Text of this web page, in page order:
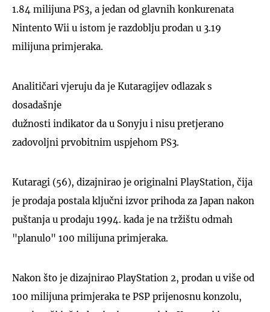
1.84 milijuna PS3, a jedan od glavnih konkurenata
Nintento Wii u istom je razdoblju prodan u 3.19
milijuna primjeraka.
Analitičari vjeruju da je Kutaragijev odlazak s
dosadašnje
dužnosti indikator da u Sonyju i nisu pretjerano
zadovoljni prvobitnim uspjehom PS3.
Kutaragi (56), dizajnirao je originalni PlayStation, čija
je prodaja postala ključni izvor prihoda za Japan nakon
puštanja u prodaju 1994. kada je na tržištu odmah
"planulo" 100 milijuna primjeraka.
Nakon što je dizajnirao PlayStation 2, prodan u više od
100 milijuna primjeraka te PSP prijenosnu konzolu,